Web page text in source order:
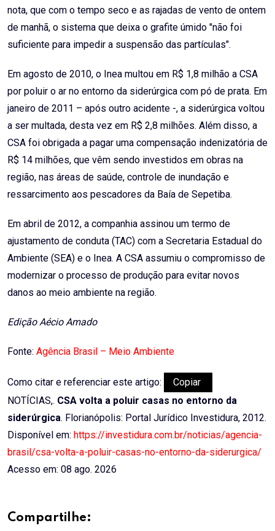
nota, que com o tempo seco e as rajadas de vento de ontem
de manhã, o sistema que deixa o grafite úmido "não foi
suficiente para impedir a suspensão das partículas".
Em agosto de 2010, o Inea multou em R$ 1,8 milhão a CSA
por poluir o ar no entorno da siderúrgica com pó de prata. Em
janeiro de 2011 – após outro acidente -, a siderúrgica voltou
a ser multada, desta vez em R$ 2,8 milhões. Além disso, a
CSA foi obrigada a pagar uma compensação indenizatória de
R$ 14 milhões, que vêm sendo investidos em obras na
região, nas áreas de saúde, controle de inundação e
ressarcimento aos pescadores da Baía de Sepetiba.
Em abril de 2012, a companhia assinou um termo de
ajustamento de conduta (TAC) com a Secretaria Estadual do
Ambiente (SEA) e o Inea. A CSA assumiu o compromisso de
modernizar o processo de produção para evitar novos
danos ao meio ambiente na região.
Edição Aécio Amado
Fonte: Agência Brasil – Meio Ambiente
Como citar e referenciar este artigo:
Copiar
NOTÍCIAS,. CSA volta a poluir casas no entorno da
siderúrgica. Florianópolis: Portal Jurídico Investidura, 2012.
Disponível em: https://investidura.com.br/noticias/agencia-
brasil/csa-volta-a-poluir-casas-no-entorno-da-siderurgica/
Acesso em: 08 ago. 2026
Compartilhe: